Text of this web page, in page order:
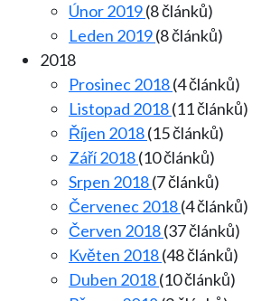
Únor 2019(8 článků)
Leden 2019(8 článků)
2018
Prosinec 2018(4 článků)
Listopad 2018(11 článků)
Říjen 2018(15 článků)
Září 2018(10 článků)
Srpen 2018(7 článků)
Červenec 2018(4 článků)
Červen 2018(37 článků)
Květen 2018(48 článků)
Duben 2018(10 článků)